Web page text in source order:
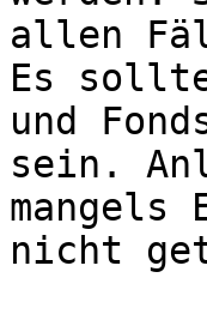
allen
Es
und
sein.
mangels
nicht